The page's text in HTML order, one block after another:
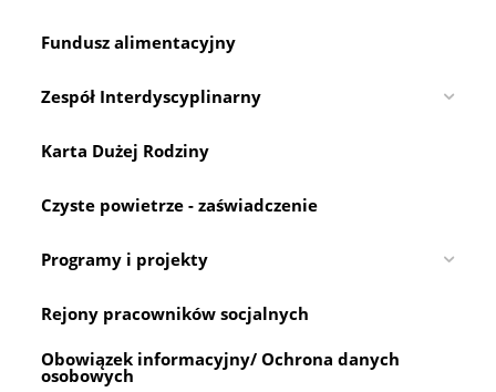
Fundusz alimentacyjny
Zespół Interdyscyplinarny
Karta Dużej Rodziny
Czyste powietrze - zaświadczenie
Programy i projekty
Rejony pracowników socjalnych
Obowiązek informacyjny/ Ochrona danych
osobowych